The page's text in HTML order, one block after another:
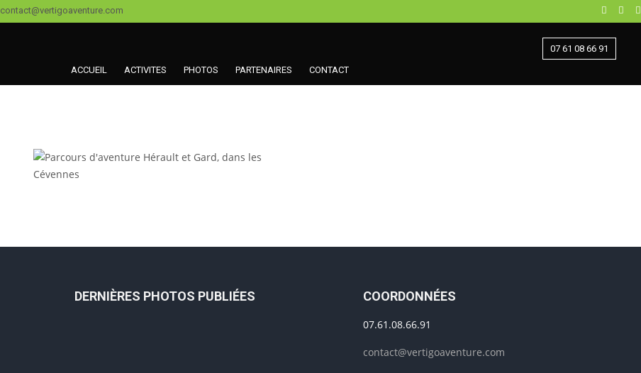
contact@vertigoaventure.com
ACCUEIL ACTIVITES PHOTOS PARTENAIRES CONTACT
07 61 08 66 91
DERNIÈRES PHOTOS PUBLIÉES COORDONNÉES
07.61.08.66.91
contact@vertigoaventure.com